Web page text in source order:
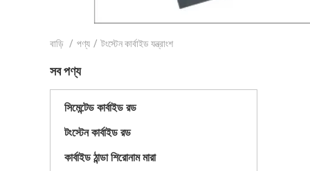
বাড়ি / পণ্য / টংস্টেন কার্বাইড যন্ত্রাংশ
সব পণ্য
সিমেন্টেড কার্বাইড রড
টংস্টেন কার্বাইড রড
কার্বাইড ঠান্ডা শিরোনাম মারা